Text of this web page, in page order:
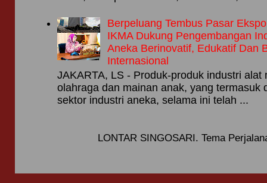
Berpeluang Tembus Pasar
IKMA Dukung Pengembangan
Aneka Berinovatif, Edukatif Dan
Internasional
JAKARTA, LS - Produk-produk industri alat
olahraga dan mainan anak, yang termasuk
sektor industri aneka, selama ini telah ...
LONTAR SINGOSARI. Tema